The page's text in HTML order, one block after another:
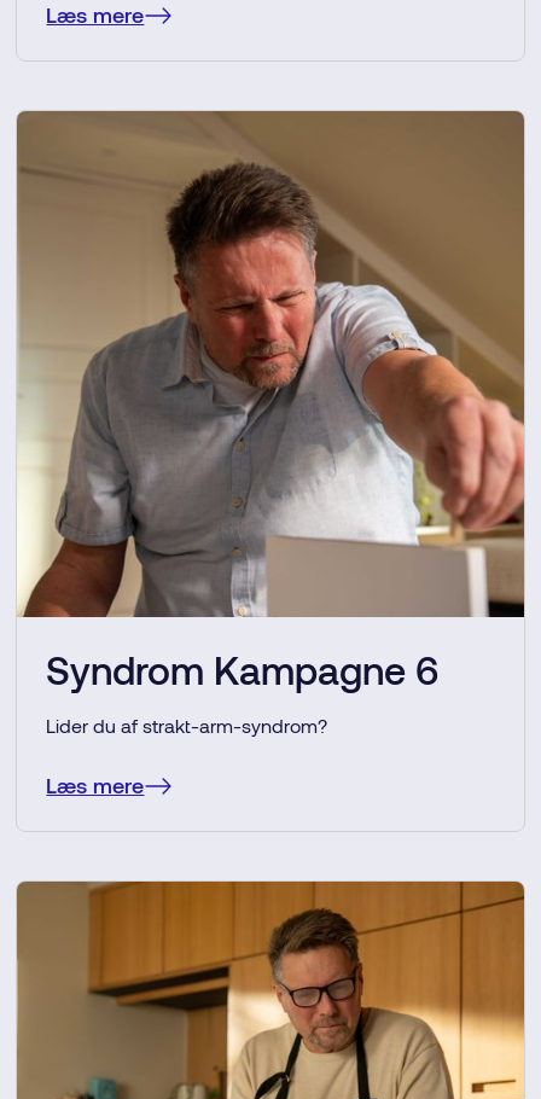
Læs mere
Syndrom Kampagne 6
Lider du af strakt-arm-syndrom?
Læs mere